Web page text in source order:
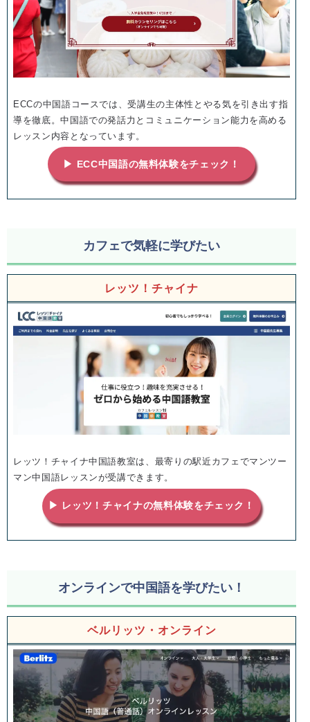
ECCの中国語コースでは、受講生の主体性とやる気を引き出す指
導を徹底。中国語での発話力とコミュニケーション能力を高める
レッスン内容となっています。
▶ ECC中国語の無料体験をチェック！
カフェで気軽に学びたい
レッツ！チャイナ
レッツ！チャイナ中国語教室は、最寄りの駅近カフェでマンツー
マン中国語レッスンが受講できます。
▶ レッツ！チャイナの無料体験をチェック！
オンラインで中国語を学びたい！
ベルリッツ・オンライン